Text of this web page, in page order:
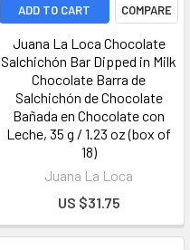
ADD TO CART COMPARE
Juana La Loca Chocolate
Salchichón Bar Dipped in Milk
Chocolate Barra de
Salchichón de Chocolate
Bañada en Chocolate con
Leche, 35 g / 1.23 oz (box of
18)
Juana La Loca
US $31.75